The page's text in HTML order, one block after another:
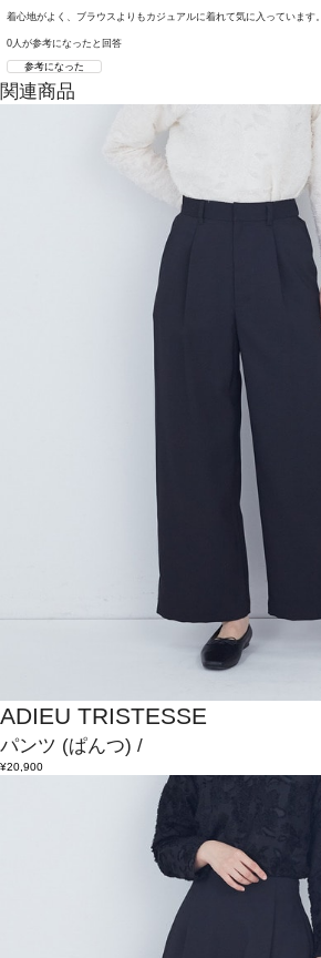
着心地がよく、ブラウスよりもカジュアルに着れて気に入っています。
0人が参考になったと回答
参考になった
関連商品
ADIEU TRISTESSE
パンツ (ぱんつ) /
¥20,900